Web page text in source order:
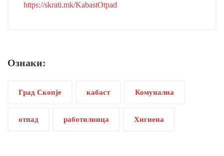
https://skrati.mk/KabastOtpad
Ознаки:
Град Скопје кабаст Комунална
отпад работилница Хигиена